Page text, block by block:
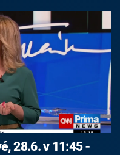
28.6. v 11:45 -